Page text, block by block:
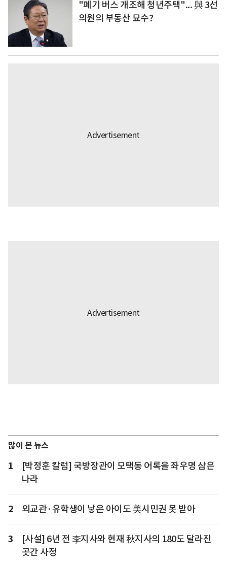
"폐기 버스 개조해 청년주택"... 與 3선
의원의 부동산 묘수?
많이 본 뉴스
1
[박정훈 칼럼] 국방장관이 모택동 어록을 좌우명 삼은
나라
2 외교관·유학생이 낳은 아이도 美시민권 못 받아
3
[사설] 6년 전 李지사와 현재 秋지사의 180도 달라진
곳간 사정